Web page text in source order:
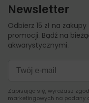
Newsletter
Odbierz 15 zł na
promocji. Bądź na
akwarystycznymi.
Zapisując się, wyrażasz
marketingowych na